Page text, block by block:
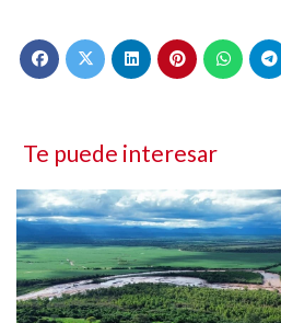
Te puede interesar